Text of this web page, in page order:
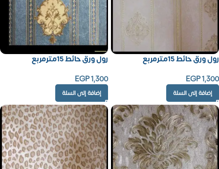
رول ورق حائط 15مترمربع
EGP1,300
إضافة إلى السلة
رول ورق حائط 15مترمربع
EGP1,300
إضافة إلى السلة